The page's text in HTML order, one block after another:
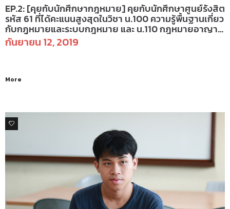
EP.2: [คุยกับนักศึกษากฎหมาย] คุยกับนักศึกษาศูนย์รังสิต
รหัส 61 ที่ได้คะแนนสูงสุดในวิชา น.100 ความรู้พื้นฐานเกี่ยว
กับกฎหมายและระบบกฎหมาย และ น.110 กฎหมายอาญา-
ภาคทั่วไป แต่ละกลุ่มบรรยาย
กันยายน 12, 2019
More
0